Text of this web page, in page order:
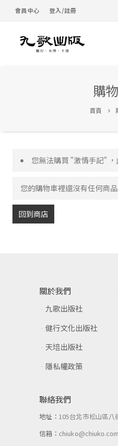
會員中心 登入/註冊
購
首頁
您無法購買 "激情手記" ，
您的購物車裡還沒有任何商品
回到商店
關於我們
九歌出版社
健行文化出版社
天培出版社
隱私權政策
聯絡我們
地址：105台北市松山區八
信箱：